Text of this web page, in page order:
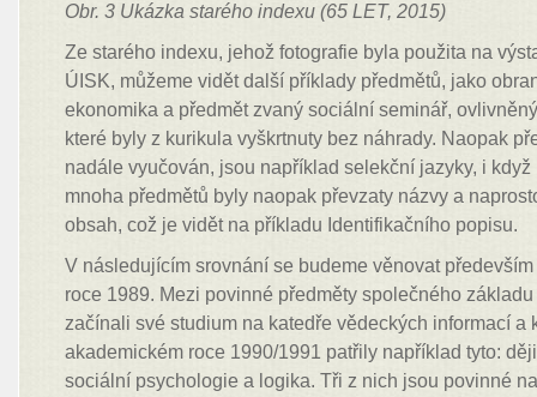
Obr. 3 Ukázka starého indexu (65 LET, 2015)
Ze starého indexu, jehož fotografie byla použita na
ÚISK, můžeme vidět další příklady předmětů, jako
ekonomika a předmět zvaný sociální seminář,
které byly z kurikula vyškrtnuty bez náhrady. Naopak
nadále vyučován, jsou například selekční jazyky, i
mnoha předmětů byly naopak převzaty názvy a
obsah, což je vidět na příkladu Identifikačního popisu.
V následujícím srovnání se budeme věnovat
roce 1989. Mezi povinné předměty společného
začínali své studium na katedře vědeckých informací a
akademickém roce 1990/1991 patřily například tyto:
sociální psychologie a logika. Tři z nich jsou povinné